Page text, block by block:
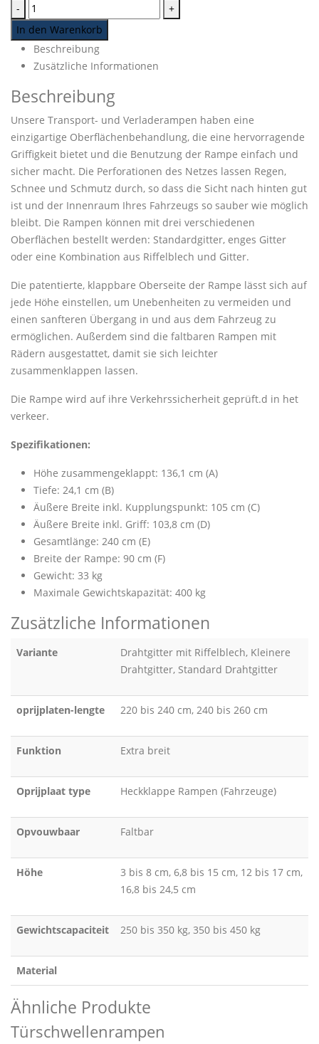
-
+
In den Warenkorb
Beschreibung
Zusätzliche Informationen
Beschreibung
Unsere Transport- und Verladerampen haben eine
einzigartige Oberflächenbehandlung, die eine hervorragende
Griffigkeit bietet und die Benutzung der Rampe einfach und
sicher macht. Die Perforationen des Netzes lassen Regen,
Schnee und Schmutz durch, so dass die Sicht nach hinten gut
ist und der Innenraum Ihres Fahrzeugs so sauber wie möglich
bleibt. Die Rampen können mit drei verschiedenen
Oberflächen bestellt werden: Standardgitter, enges Gitter
oder eine Kombination aus Riffelblech und Gitter.
Die patentierte, klappbare Oberseite der Rampe lässt sich auf
jede Höhe einstellen, um Unebenheiten zu vermeiden und
einen sanfteren Übergang in und aus dem Fahrzeug zu
ermöglichen. Außerdem sind die faltbaren Rampen mit
Rädern ausgestattet, damit sie sich leichter
zusammenklappen lassen.
Die Rampe wird auf ihre Verkehrssicherheit geprüft.d in het
verkeer.
Spezifikationen:
Höhe zusammengeklappt: 136,1 cm (A)
Tiefe: 24,1 cm (B)
Äußere Breite inkl. Kupplungspunkt: 105 cm (C)
Äußere Breite inkl. Griff: 103,8 cm (D)
Gesamtlänge: 240 cm (E)
Breite der Rampe: 90 cm (F)
Gewicht: 33 kg
Maximale Gewichtskapazität: 400 kg
Zusätzliche Informationen
Variante
Drahtgitter mit Riffelblech, Kleinere
Drahtgitter, Standard Drahtgitter
oprijplaten-lengte 220 bis 240 cm, 240 bis 260 cm
Funktion Extra breit
Oprijplaat type Heckklappe Rampen (Fahrzeuge)
Opvouwbaar Faltbar
Höhe
3 bis 8 cm, 6,8 bis 15 cm, 12 bis 17 cm,
16,8 bis 24,5 cm
Gewichtscapaciteit 250 bis 350 kg, 350 bis 450 kg
Material
Ähnliche Produkte
Türschwellenrampen